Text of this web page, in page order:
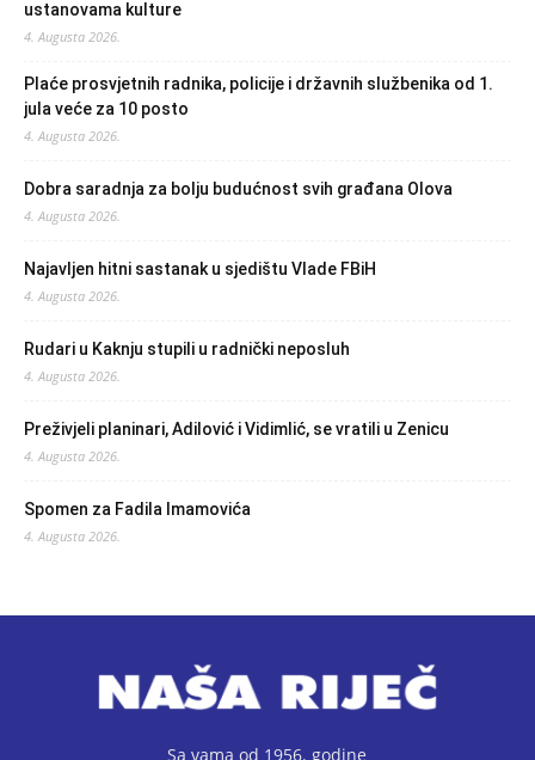
ustanovama kulture
4. Augusta 2026.
Plaće prosvjetnih radnika, policije i državnih službenika od 1.
jula veće za 10 posto
4. Augusta 2026.
Dobra saradnja za bolju budućnost svih građana Olova
4. Augusta 2026.
Najavljen hitni sastanak u sjedištu Vlade FBiH
4. Augusta 2026.
Rudari u Kaknju stupili u radnički neposluh
4. Augusta 2026.
Preživjeli planinari, Adilović i Vidimlić, se vratili u Zenicu
4. Augusta 2026.
Spomen za Fadila Imamovića
4. Augusta 2026.
Sa vama od 1956. godine